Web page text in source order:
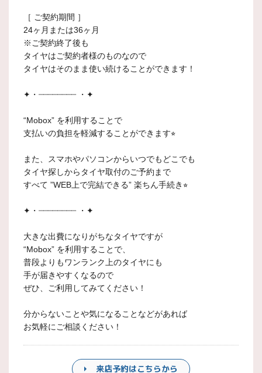
［ ご契約期間 ］
24ヶ月または36ヶ月
※ご契約終了後も
タイヤはご契約者様のものなので
タイヤはそのまま使い続けることができます！
✦・┈┈┈┈┈┈┈┈ ・✦
“Mobox” を利用することで
支払いの負担を軽減することができます⭐︎
また、スマホやパソコンからいつでもどこでも
タイヤ探しからタイヤ取付のご予約まで
すべて ”WEB上で完結できる” 楽ちん手続き⭐︎
✦・┈┈┈┈┈┈┈┈ ・✦
大きな出費になりがちなタイヤですが
“Mobox” を利用することで、
普段よりもワンランク上のタイヤにも
手が届きやすくなるので
ぜひ、ご利用してみてください！
分からないことや気になることなどがあれば
お気軽にご相談ください！
来店予約はこちらから